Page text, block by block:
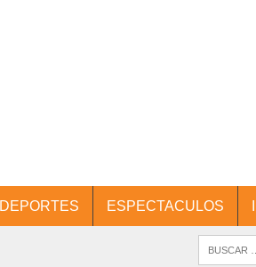
DEPORTES ESPECTACULOS